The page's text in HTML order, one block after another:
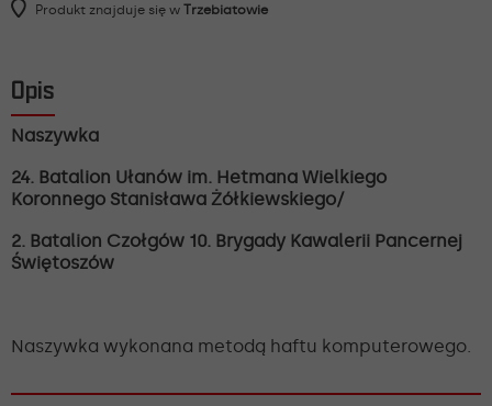
Produkt znajduje się wTrzebiatowie
Opis
Naszywka
24. Batalion Ułanów im. Hetmana Wielkiego
Koronnego Stanisława Żółkiewskiego/
2. Batalion Czołgów 10. Brygady Kawalerii Pancernej
Świętoszów
Naszywka wykonana metodą haftu komputerowego.